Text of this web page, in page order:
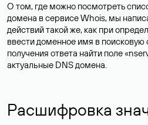
О том, где можно посмотреть
домена в сервисе Whois, мы
действий такой же, как при
ввести доменное имя в поисковую
получения ответа найти поле
актуальные DNS домена.
Расшифровка